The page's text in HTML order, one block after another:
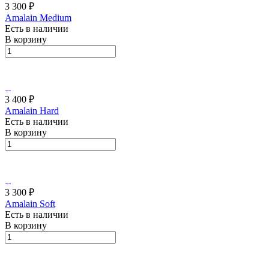
3 300 ₽
Amalain Medium
Есть в наличии
В корзину
3 400 ₽
Amalain Hard
Есть в наличии
В корзину
3 300 ₽
Amalain Soft
Есть в наличии
В корзину